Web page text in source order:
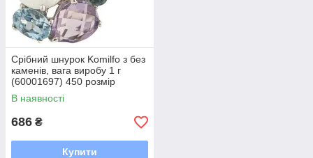
Срібний шнурок Komilfo з без
каменів, вага виробу 1 г
(60001697) 450 розмір
В наявності
686 ₴
Купити